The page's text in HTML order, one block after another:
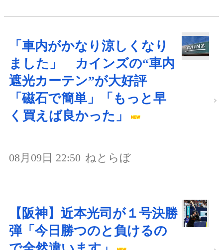
「車内がかなり涼しくなり
ました」 カインズの“車内
遮光カーテン”が大好評
「磁石で簡単」「もっと早
く買えば良かった」
08月09日 22:50 ねとらぼ
【阪神】近本光司が１号決勝
弾「今日勝つのと負けるの